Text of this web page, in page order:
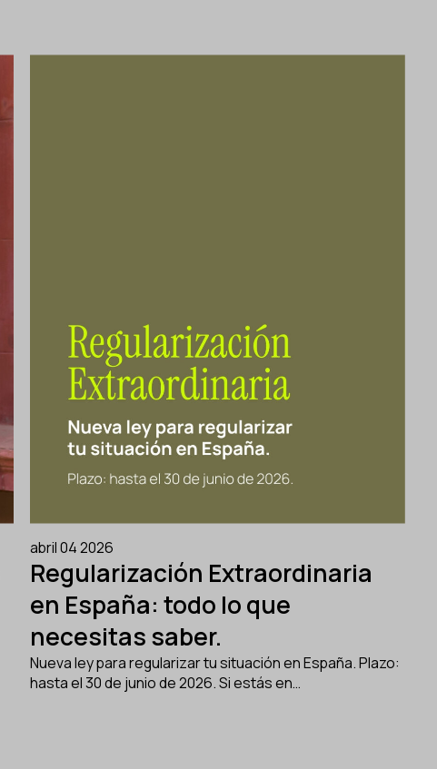
abril 04 2026
Regularización Extraordinaria
en España: todo lo que
necesitas saber.
Nueva ley para regularizar tu situación en España. Plazo:
hasta el 30 de junio de 2026. Si estás en…